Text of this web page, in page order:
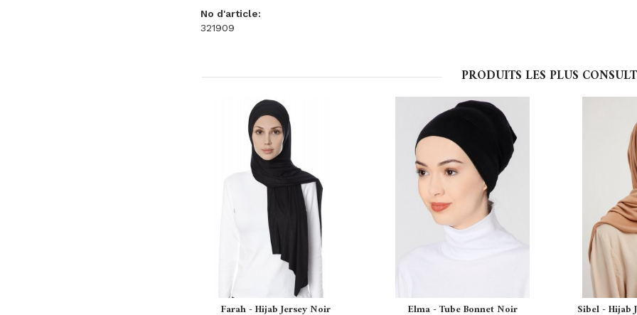
No d'article:
321909
PRODUITS LES PLUS
Farah - Hijab Jersey Noir Elma - Tube Bonnet Noir Sibel - Hijab